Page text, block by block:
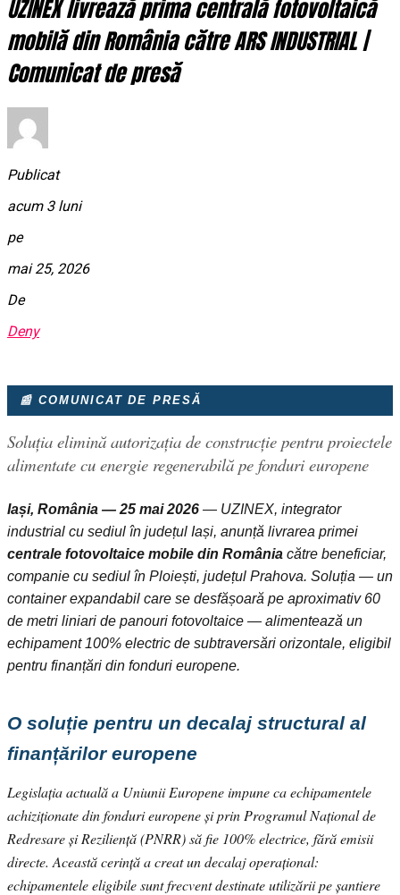
UZINEX livrează prima centrală fotovoltaică
mobilă din România către ARS INDUSTRIAL |
Comunicat de presă
Publicat
acum 3 luni
pe
mai 25, 2026
De
Deny
📰 COMUNICAT DE PRESĂ
Soluția elimină autorizația de construcție pentru proiectele
alimentate cu energie regenerabilă pe fonduri europene
Iași, România — 25 mai 2026 — UZINEX, integrator
industrial cu sediul în județul Iași, anunță livrarea primei
centrale fotovoltaice mobile din România către beneficiar,
companie cu sediul în Ploiești, județul Prahova. Soluția — un
container expandabil care se desfășoară pe aproximativ 60
de metri liniari de panouri fotovoltaice — alimentează un
echipament 100% electric de subtraversări orizontale, eligibil
pentru finanțări din fonduri europene.
O soluție pentru un decalaj structural al
finanțărilor europene
Legislația actuală a Uniunii Europene impune ca echipamentele
achiziționate din fonduri europene și prin Programul Național de
Redresare și Reziliență (PNRR) să fie 100% electrice, fără emisii
directe. Această cerință a creat un decalaj operațional:
echipamentele eligibile sunt frecvent destinate utilizării pe șantiere